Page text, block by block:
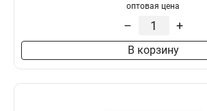
оптовая цена
– +
В корзину